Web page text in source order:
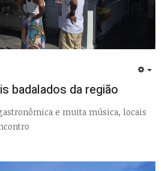
badalados da região
e muita música, locais